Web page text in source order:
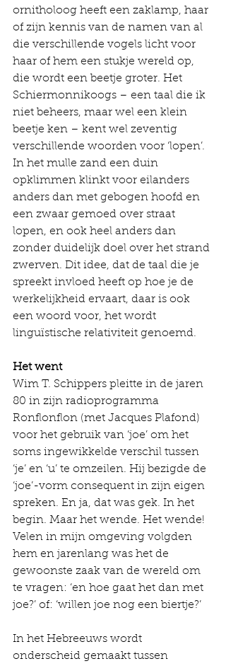
ornitholoog heeft een zaklamp, haar
of zijn kennis van de namen van al
die verschillende vogels licht voor
haar of hem een stukje wereld op,
die wordt een beetje groter. Het
Schiermonnikoogs – een taal die ik
niet beheers, maar wel een klein
beetje ken – kent wel zeventig
verschillende woorden voor ‘lopen’.
In het mulle zand een duin
opklimmen klinkt voor eilanders
anders dan met gebogen hoofd en
een zwaar gemoed over straat
lopen, en ook heel anders dan
zonder duidelijk doel over het strand
zwerven. Dit idee, dat de taal die je
spreekt invloed heeft op hoe je de
werkelijkheid ervaart, daar is ook
een woord voor, het wordt
linguïstische relativiteit genoemd.
Het went
Wim T. Schippers pleitte in de jaren
80 in zijn radioprogramma
Ronflonflon (met Jacques Plafond)
voor het gebruik van ‘joe’ om het
soms ingewikkelde verschil tussen
‘je’ en ‘u’ te omzeilen. Hij bezigde de
‘joe’-vorm consequent in zijn eigen
spreken. En ja, dat was gek. In het
begin. Maar het wende. Het wende!
Velen in mijn omgeving volgden
hem en jarenlang was het de
gewoonste zaak van de wereld om
te vragen: ‘en hoe gaat het dan met
joe?’ of: ‘willen joe nog een biertje?’
In het Hebreeuws wordt
onderscheid gemaakt tussen